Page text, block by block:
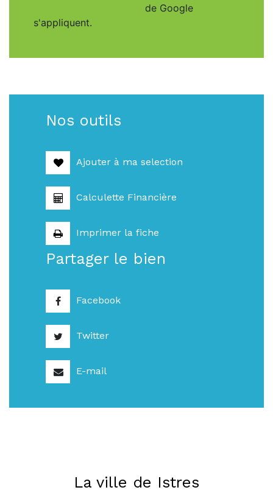
de Google
s'appliquent.
Nos outils
Ajouter à ma selection
Calculette Financière
Imprimer la fiche
Partager le bien
Facebook
Twitter
E-mail
La ville de Istres